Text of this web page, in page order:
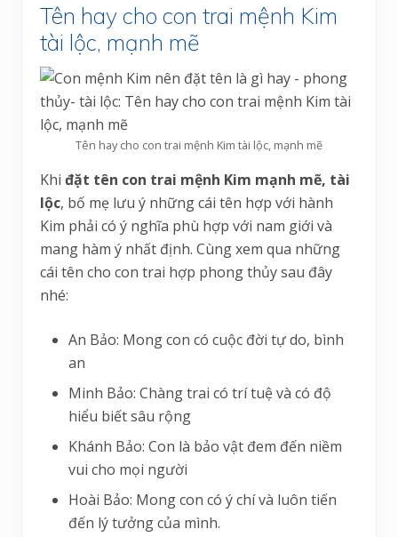
Tên hay cho con trai mệnh Kim
tài lộc, mạnh mẽ
Tên hay cho con trai mệnh Kim tài lộc, mạnh mẽ
Khi đặt tên con trai mệnh Kim mạnh mẽ, tài
lộc, bố mẹ lưu ý những cái tên hợp với hành
Kim phải có ý nghĩa phù hợp với nam giới và
mang hàm ý nhất định. Cùng xem qua những
cái tên cho con trai hợp phong thủy sau đây
nhé:
An Bảo: Mong con có cuộc đời tự do, bình
an
Minh Bảo: Chàng trai có trí tuệ và có độ
hiểu biết sâu rộng
Khánh Bảo: Con là bảo vật đem đến niềm
vui cho mọi người
Hoài Bảo: Mong con có ý chí và luôn tiến
đến lý tưởng của mình.